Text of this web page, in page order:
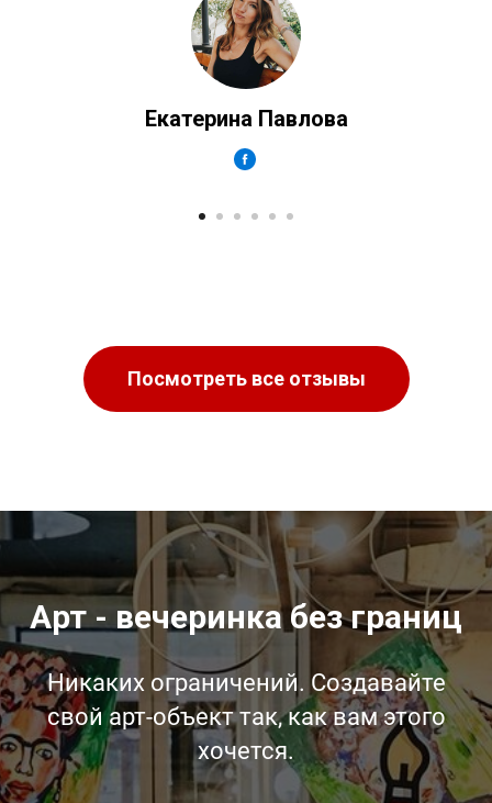
Екатерина Павлова
Посмотреть все отзывы
Арт - вечеринка без границ
Никаких ограничений. Создавайте
свой арт-объект так, как вам этого
хочется.